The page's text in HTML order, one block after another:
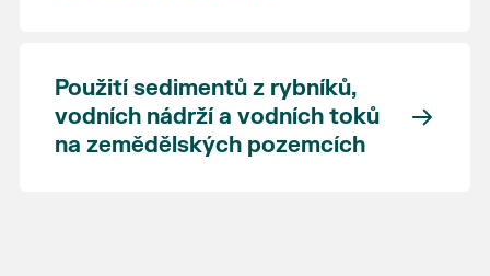
Použití sedimentů z rybníků,
vodních nádrží a vodních toků
na zemědělských pozemcích